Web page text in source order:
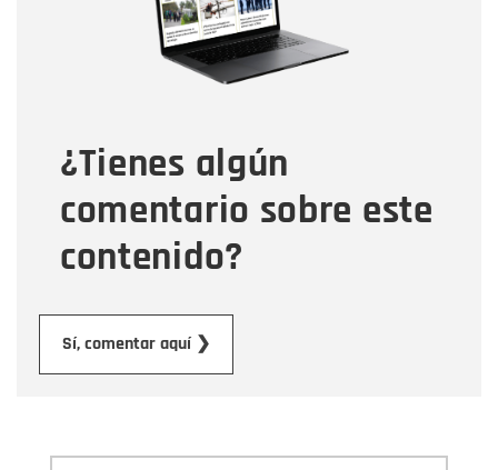
¿Tienes algún
comentario sobre este
contenido?
Sí, comentar aquí ❯
Tipo de comentario
Mensaje